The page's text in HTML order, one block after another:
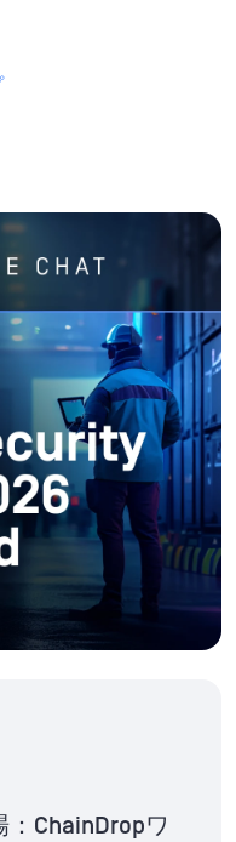
：ChainDropワ